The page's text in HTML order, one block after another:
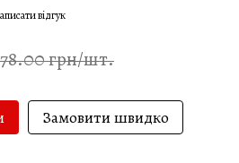
відгук
грн/шт.
Замовити швидко